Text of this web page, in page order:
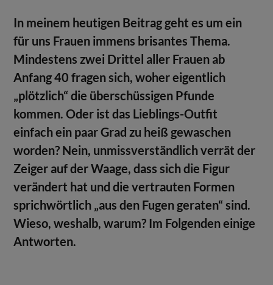
In meinem heutigen Beitrag geht es um ein
für uns Frauen immens brisantes Thema.
Mindestens zwei Drittel aller Frauen ab
Anfang 40 fragen sich, woher eigentlich
„plötzlich“ die überschüssigen Pfunde
kommen. Oder ist das Lieblings-Outfit
einfach ein paar Grad zu heiß gewaschen
worden? Nein, unmissverständlich verrät der
Zeiger auf der Waage, dass sich die Figur
verändert hat und die vertrauten Formen
sprichwörtlich „aus den Fugen geraten“ sind.
Wieso, weshalb, warum? Im Folgenden einige
Antworten.